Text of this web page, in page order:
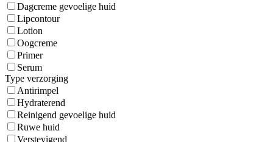
Dagcreme gevoelige huid
Lipcontour
Lotion
Oogcreme
Primer
Serum
Type verzorging
Antirimpel
Hydraterend
Reinigend gevoelige huid
Ruwe huid
Verstevigend